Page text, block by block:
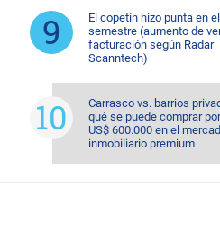
El copetín hizo punta en
semestre (aumento de
facturación según Radar
Scanntech)
Carrasco vs. barrios
qué se puede comprar
US$ 600.000 en el
inmobiliario premium